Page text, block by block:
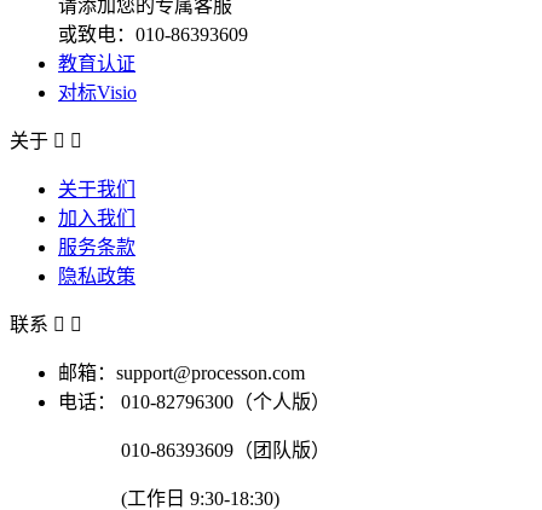
请添加您的专属客服
或致电：010-86393609
教育认证
对标Visio
关于  
关于我们
加入我们
服务条款
隐私政策
联系  
邮箱：support@processon.com
电话：
010-82796300（个人版）
010-86393609（团队版）
(工作日 9:30-18:30)